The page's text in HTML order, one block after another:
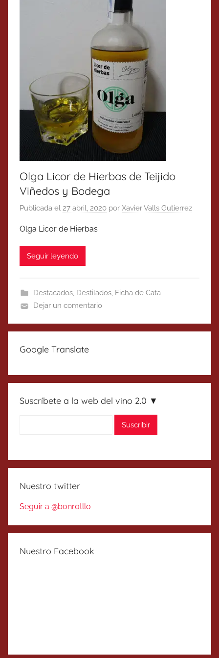
Olga Licor de Hierbas de Teijido
Viñedos y Bodega
Publicada el 27 abril, 2020 por Xavier Valls Gutierrez
Olga Licor de Hierbas
Seguir leyendo
Destacados, Destilados, Ficha de Cata
Dejar un comentario
Google Translate
Suscríbete a la web del vino 2.0 ▼
Nuestro twitter
Seguir a @bonrotllo
Nuestro Facebook